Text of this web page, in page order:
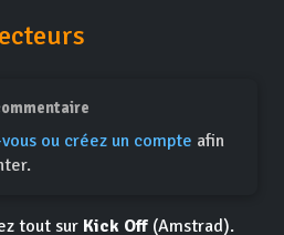
ou créez un compte afin
tout sur Kick Off (Amstrad).